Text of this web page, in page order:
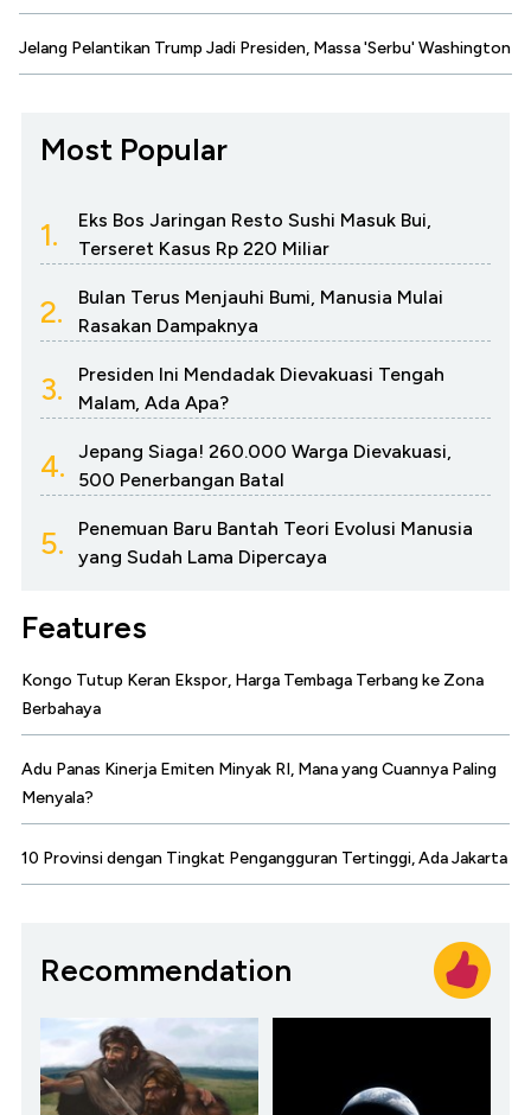
Jelang Pelantikan Trump Jadi Presiden, Massa 'Serbu' Washington
Most Popular
1.
Eks Bos Jaringan Resto Sushi Masuk Bui,
Terseret Kasus Rp 220 Miliar
2.
Bulan Terus Menjauhi Bumi, Manusia Mulai
Rasakan Dampaknya
3.
Presiden Ini Mendadak Dievakuasi Tengah
Malam, Ada Apa?
4.
Jepang Siaga! 260.000 Warga Dievakuasi,
500 Penerbangan Batal
5.
Penemuan Baru Bantah Teori Evolusi Manusia
yang Sudah Lama Dipercaya
Features
Kongo Tutup Keran Ekspor, Harga Tembaga Terbang ke Zona
Berbahaya
Adu Panas Kinerja Emiten Minyak RI, Mana yang Cuannya Paling
Menyala?
10 Provinsi dengan Tingkat Pengangguran Tertinggi, Ada Jakarta
Recommendation